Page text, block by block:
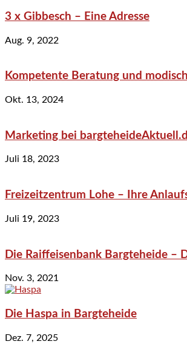
3 x Gibbesch – Eine Adresse
Aug. 9, 2022
Kompetente Beratung und
Okt. 13, 2024
Marketing bei
Juli 18, 2023
Freizeitzentrum Lohe – Ihre
Juli 19, 2023
Die Raiffeisenbank Bargteheide –
Nov. 3, 2021
Die Haspa in Bargteheide
Dez. 7, 2025